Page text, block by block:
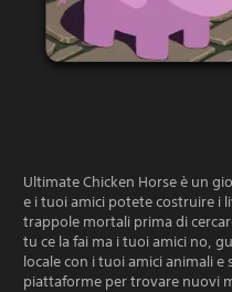
Ultimate Chicken Horse è un
e i tuoi amici potete costruire i
trappole mortali prima di
tu ce la fai ma i tuoi amici no,
locale con i tuoi amici animali
piattaforme per trovare nuovi